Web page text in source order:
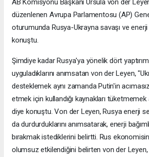
düzenlenen Avrupa Parlamentosu (AP)
oturumunda Rusya-Ukrayna savaşı ve enerji
konuştu.
Şimdiye kadar Rusya'ya yönelik dört
uyguladıklarını anımsatan von der Leyen,
desteklemek aynı zamanda Putin'in
etmek için kullandığı kaynakları tüketmemek
diye konuştu. Von der Leyen, Rusya enerji
da durdurduklarını anımsatarak, enerji
bırakmak istediklerini belirtti. Rus
olumsuz etkilendiğini belirten von der